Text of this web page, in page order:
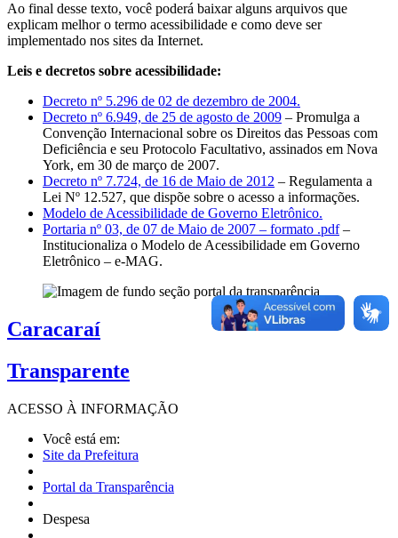
Ao final desse texto, você poderá baixar alguns arquivos que
explicam melhor o termo acessibilidade e como deve ser
implementado nos sites da Internet.
Leis e decretos sobre acessibilidade:
Decreto nº 5.296 de 02 de dezembro de 2004.
Decreto nº 6.949, de 25 de agosto de 2009 – Promulga a
Convenção Internacional sobre os Direitos das Pessoas com
Deficiência e seu Protocolo Facultativo, assinados em Nova
York, em 30 de março de 2007.
Decreto nº 7.724, de 16 de Maio de 2012 – Regulamenta a
Lei Nº 12.527, que dispõe sobre o acesso a informações.
Modelo de Acessibilidade de Governo Eletrônico.
Portaria nº 03, de 07 de Maio de 2007 – formato .pdf–
Institucionaliza o Modelo de Acessibilidade em Governo
Eletrônico – e-MAG.
Caracaraí
Transparente
ACESSO À INFORMAÇÃO
Você está em:
Site da Prefeitura
Portal da Transparência
Despesa